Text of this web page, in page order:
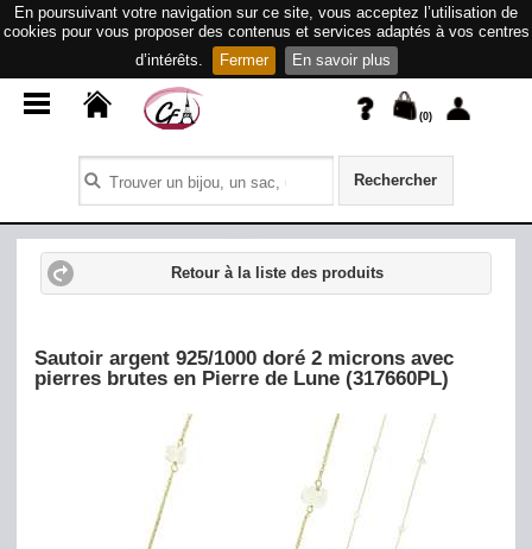
En poursuivant votre navigation sur ce site, vous acceptez l’utilisation de
cookies pour vous proposer des contenus et services adaptés à vos centres
d’intérêts.
Fermer En savoir plus
(0)
Rechercher
Retour à la liste des produits
Sautoir argent 925/1000 doré 2 microns avec
pierres brutes en Pierre de Lune (317660PL)